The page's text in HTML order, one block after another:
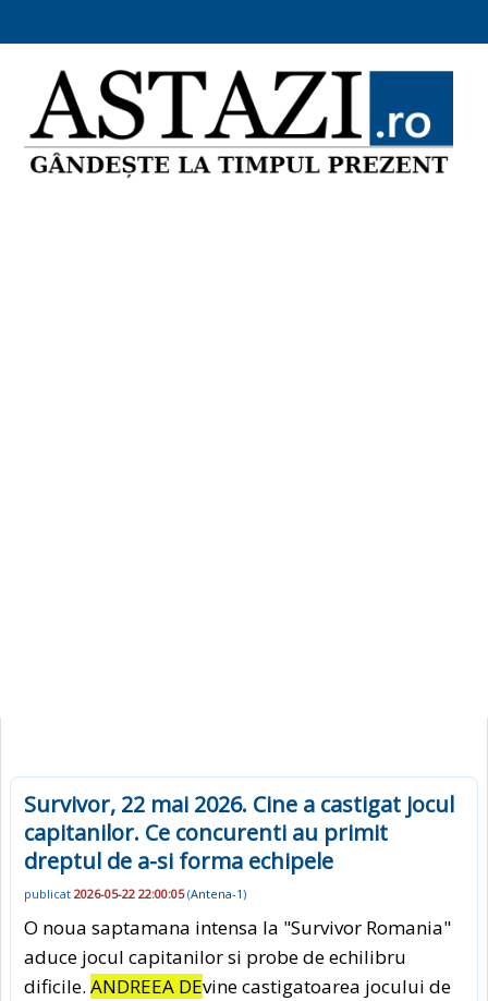
Survivor, 22 mai 2026. Cine a castigat jocul
capitanilor. Ce concurenti au primit
dreptul de a-si forma echipele
publicat 2026-05-22 22:00:05(Antena-1)
O noua saptamana intensa la "Survivor Romania"
aduce jocul capitanilor si probe de echilibru
dificile. ANDREEA DEvine castigatoarea jocului de